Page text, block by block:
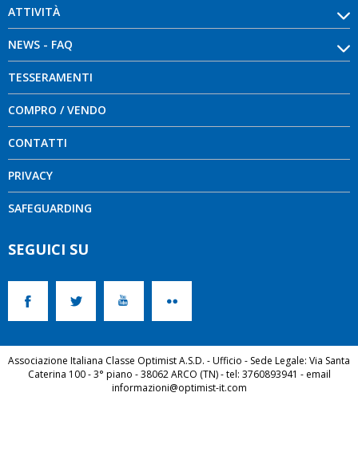
ATTIVITÀ
NEWS - FAQ
TESSERAMENTI
COMPRO / VENDO
CONTATTI
PRIVACY
SAFEGUARDING
SEGUICI SU
Associazione Italiana Classe Optimist A.S.D. - Ufficio - Sede Legale: Via Santa
Caterina 100 - 3° piano - 38062 ARCO (TN) - tel: 3760893941 - email
informazioni@optimist-it.com